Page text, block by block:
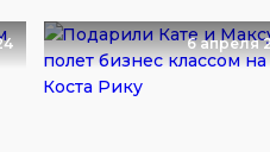
6 апреля